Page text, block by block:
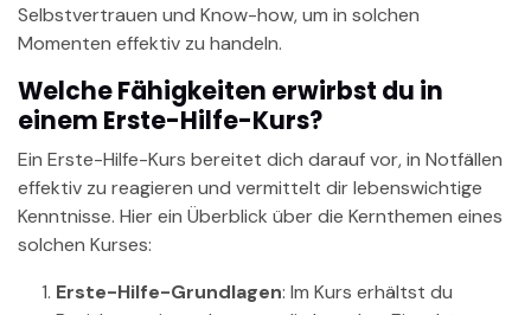
Selbstvertrauen und Know-how, um in solchen
Momenten effektiv zu handeln.
Welche Fähigkeiten erwirbst du in
einem Erste-Hilfe-Kurs?
Ein Erste-Hilfe-Kurs bereitet dich darauf vor, in Notfällen
effektiv zu reagieren und vermittelt dir lebenswichtige
Kenntnisse. Hier ein Überblick über die Kernthemen eines
solchen Kurses:
Erste-Hilfe-Grundlagen: Im Kurs erhältst du